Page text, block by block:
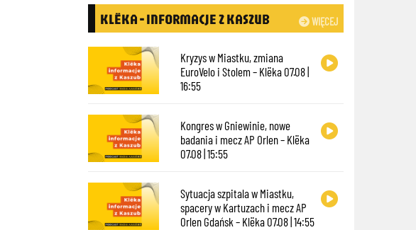
WIĘCEJ
KLËKA - INFORMACJE Z KASZUB
Kryzys w Miastku, zmiana
EuroVelo i Stolem – Klëka 07.08 |
16:55
Kongres w Gniewinie, nowe
badania i mecz AP Orlen – Klëka
07.08 | 15:55
Sytuacja szpitala w Miastku,
spacery w Kartuzach i mecz AP
Orlen Gdańsk – Klëka 07.08 | 14:55